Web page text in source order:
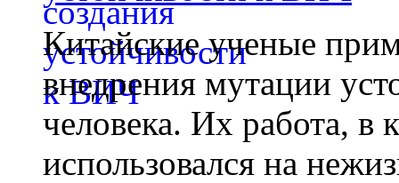
Китайские ученые
внедрения мутации
человека. Их работа, в
использовался на